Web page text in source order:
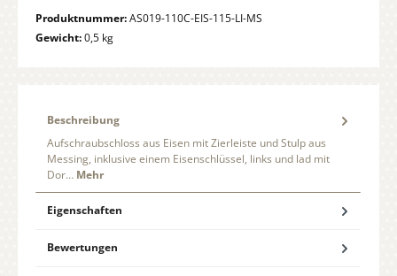
Produktnummer:AS019-110C-EIS-115-LI-MS
Gewicht:0,5 kg
Beschreibung
Aufschraubschloss aus Eisen mit Zierleiste und Stulp aus
Messing, inklusive einem Eisenschlüssel, links und lad mit
Dor… Mehr
Eigenschaften
Bewertungen